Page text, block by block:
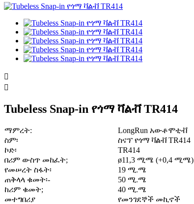


Tubeless Snap-in የጎማ ቫልቭ TR414
ማምረት:
LongRun አውቶሞቲቭ
ስም፡
ስናፕ የጎማ ቫልቭ TR414
ኮድ፡
TR414
በሪም ውስጥ መከፈት;
ø11,3 ሚሜ (+0,4 ሚሜ)
የመሠረት ስፋት፡
19 ሚ.ሜ
ጠቅላላ ቁመት፡-
50 ሚ.ሜ
ከሪም ቁመት;
40 ሚ.ሜ
መተግበሪያ
የመንገደኞች መኪኖች